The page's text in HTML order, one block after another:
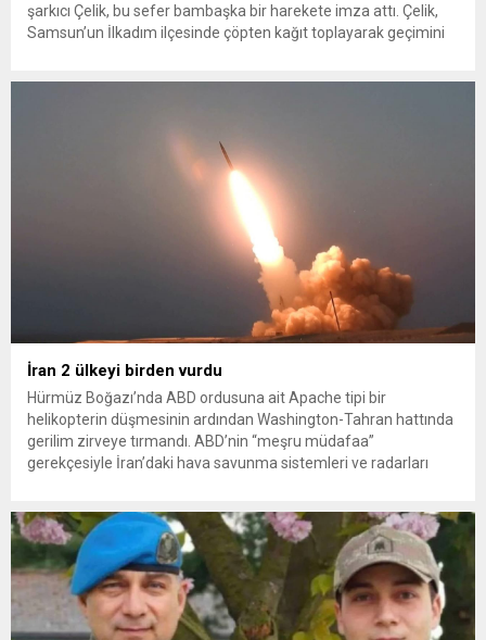
şarkıcı Çelik, bu sefer bambaşka bir harekete imza attı. Çelik,
Samsun’un İlkadım ilçesinde çöpten kağıt toplayarak geçimini
İran 2 ülkeyi birden vurdu
Hürmüz Boğazı’nda ABD ordusuna ait Apache tipi bir
helikopterin düşmesinin ardından Washington-Tahran hattında
gerilim zirveye tırmandı. ABD’nin “meşru müdafaa”
gerekçesiyle İran’daki hava savunma sistemleri ve radarları
yeni bir ABD saldırısına anında yanıt verileceğini duyurdu....